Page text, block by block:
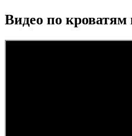
Видео по кроватям